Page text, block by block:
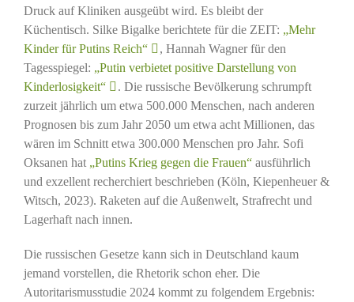
Druck auf Kliniken ausgeübt wird. Es bleibt der
Küchentisch. Silke Bigalke berichtete für die ZEIT: „Mehr
Kinder für Putins Reich“
, Hannah Wagner für den
Tagesspiegel: „Putin verbietet positive Darstellung von
Kinderlosigkeit“
. Die russische Bevölkerung schrumpft
zurzeit jährlich um etwa 500.000 Menschen, nach anderen
Prognosen bis zum Jahr 2050 um etwa acht Millionen, das
wären im Schnitt etwa 300.000 Menschen pro Jahr. Sofi
Oksanen hat „Putins Krieg gegen die Frauen“ausführlich
und exzellent recherchiert beschrieben (Köln, Kiepenheuer &
Witsch, 2023). Raketen auf die Außenwelt, Strafrecht und
Lagerhaft nach innen.
Die russischen Gesetze kann sich in Deutschland kaum
jemand vorstellen, die Rhetorik schon eher. Die
Autoritarismusstudie 2024 kommt zu folgendem Ergebnis: